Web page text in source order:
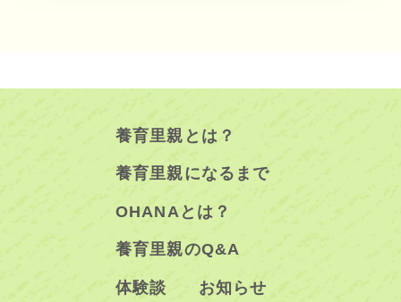
養育里親とは？
養育里親になるまで
OHANAとは？
養育里親のQ&A
体験談 お知らせ